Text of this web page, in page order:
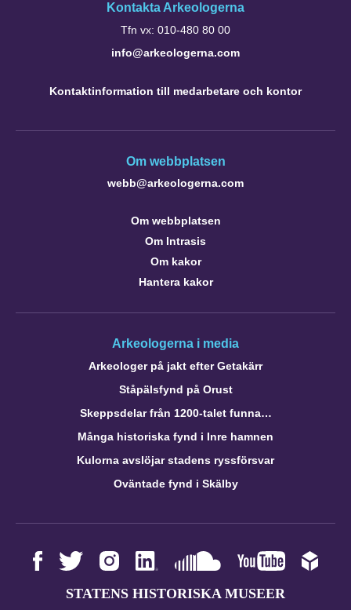
Kontakta Arkeologerna
Tfn vx: 010-480 80 00
info@arkeologerna.com
Kontaktinformation till medarbetare och kontor
Om webbplatsen
webb@arkeologerna.com
Om webbplatsen
Om Intrasis
Om kakor
Hantera kakor
Arkeologerna i media
Arkeologer på jakt efter Getakärr
Ståpälsfynd på Orust
Skeppsdelar från 1200-talet funna…
Många historiska fynd i Inre hamnen
Kulorna avslöjar stadens ryssförsvar
Oväntade fynd i Skälby
STATENS HISTORISKA MUSEER